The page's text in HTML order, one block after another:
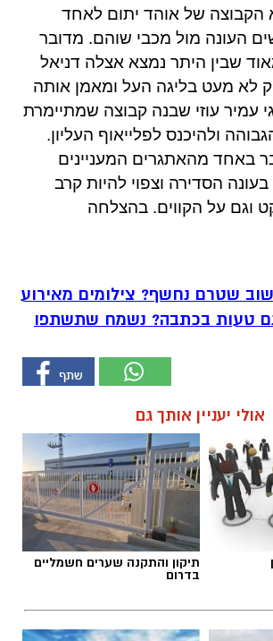
הקבוצה של אוהד יתום לאחד
העונה מול מכבי שוהם. מדובר
שבין היתר נמצא אצלה דניאל
לא מעט בליגה העל ומאמן אותה
עמיר עוזי שבנה קבוצה שמתיימרת
ולהיכנס לפלייאוף העליון.
באחד מהאתגרים המעניינים
בעונה הסדירה וצפוי להיות קרב
וגם על הקווים. בהצלחה
שטרם נחשף? צילומים מאירוע
טעות בכתבה? נשמח שתשתפו
אולי יעניין אותך גם
תיקון והתקנה שערים חשמליים
בדרום